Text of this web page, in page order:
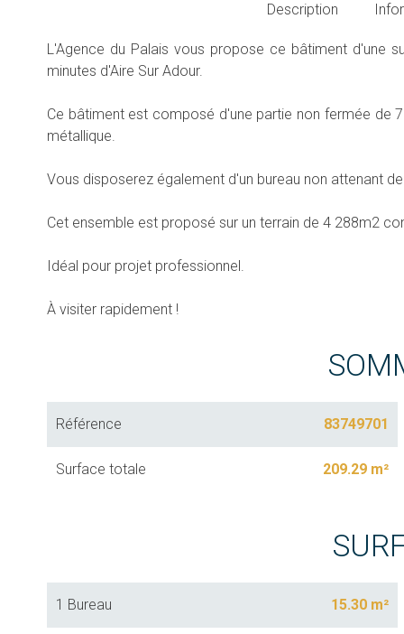
Description
L'Agence du Palais vous propose ce bâtiment d'une
minutes d'Aire Sur Adour.
Ce bâtiment est composé d'une partie non fermée de
métallique.
Vous disposerez également d'un bureau non attenant
Cet ensemble est proposé sur un terrain de 4 288m2
Idéal pour projet professionnel.
À visiter rapidement !
Référence 83749701
Surface totale 209.29 m²
1 Bureau 15.30 m²